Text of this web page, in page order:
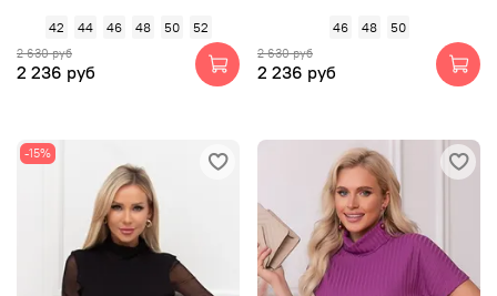
42 44 46 48 50 52
2 630 руб
2 236 руб
46 48 50
2 630 руб
2 236 руб
-15%